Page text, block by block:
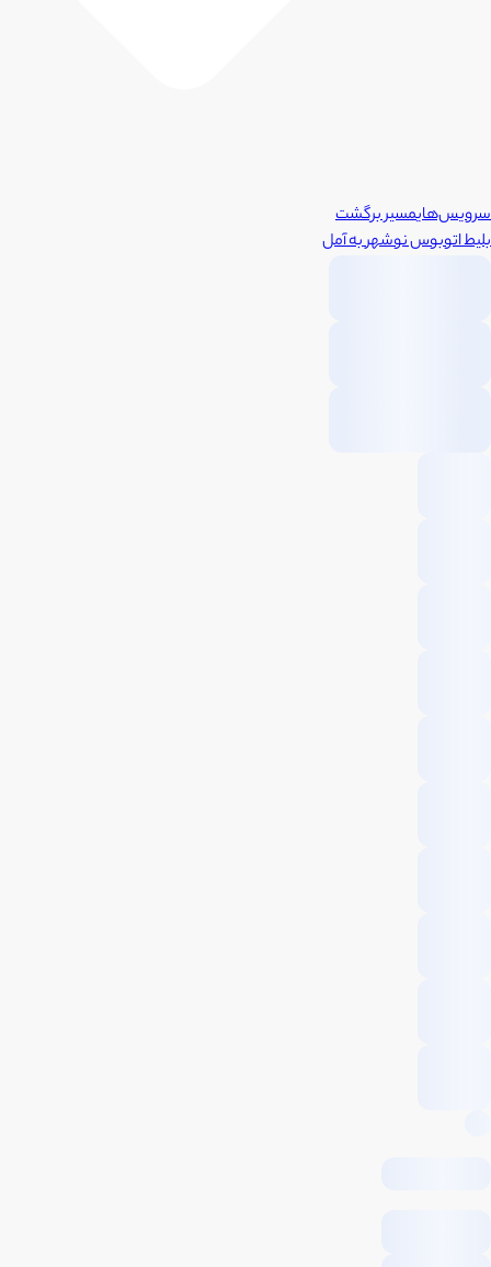
سرویس‌هایمسیر برگشت
بلیط اتوبوسنوشهربهآمل